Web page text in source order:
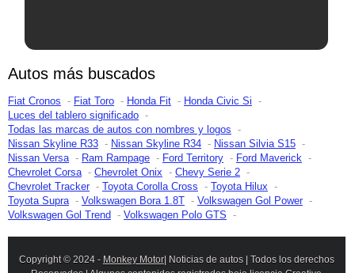
Autos más buscados
Fiat Cronos Fiat Toro Honda Fit
Honda Civic Si
Luces del tablero significado
Todas las marcas de autos con nombres y logos
Nissan Skyline R33
Nissan Skyline R34
Nissan Silvia S15
Nissan Versa
Ram Rampage Ford Territory
Ford Maverick
Chevrolet Corsa
Chevrolet Onix
Chevy Serie 2
Chevrolet Tracker
Toyota Corolla Cross
Toyota Hilux
Toyota Supra
Volkswagen Bora 1.8T
Volkswagen Gol Power
Volkswagen Gol Trend
Volkswagen Polo GTS
Copyright © 2024 - Monkey Motor| Noticias de autos | Todos los derechos